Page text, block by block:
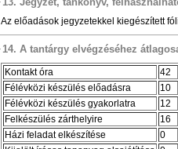
Az előadások jegyzetekkel kiegészített
14. A tantárgy elvégzéséhez
Kontakt óra
42
Félévközi készülés előadásra
10
Félévközi készülés gyakorlatra
12
Felkészülés zárthelyire
16
Házi feladat elkészítése
0